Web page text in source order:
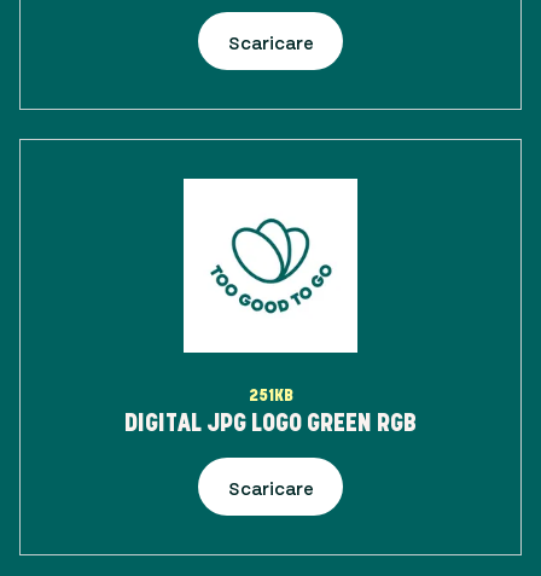
Scaricare
251KB
DIGITAL JPG LOGO GREEN RGB
Scaricare